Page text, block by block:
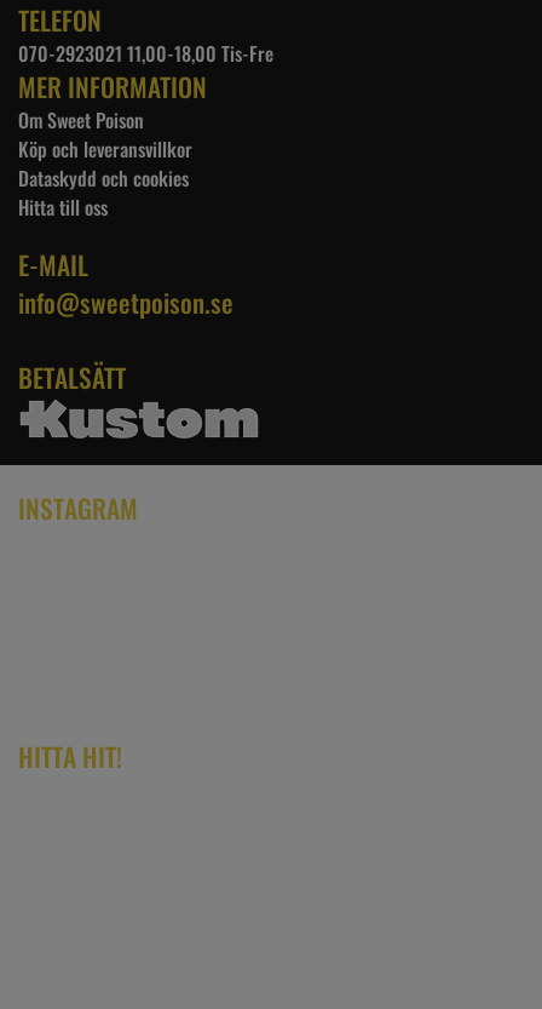
TELEFON
070-2923021 11,00-18,00 Tis-Fre
MER INFORMATION
Om Sweet Poison
Köp och leveransvillkor
Dataskydd och cookies
Hitta till oss
E-MAIL
info@sweetpoison.se
BETALSÄTT
INSTAGRAM
HITTA HIT!